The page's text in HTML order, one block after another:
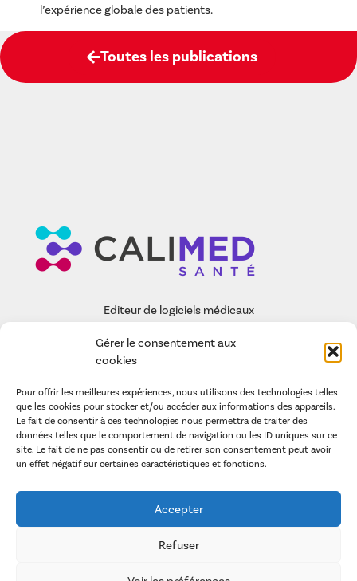
Gérer le consentement aux
cookies
Pour offrir les meilleures expériences, nous utilisons des technologies telles
que les cookies pour stocker et/ou accéder aux informations des appareils.
Le fait de consentir à ces technologies nous permettra de traiter des
données telles que le comportement de navigation ou les ID uniques sur ce
site. Le fait de ne pas consentir ou de retirer son consentement peut avoir
un effet négatif sur certaines caractéristiques et fonctions.
Accepter
Refuser
l’expérience globale des patients.
Toutes les publications
Editeur de logiciels médicaux
EASY-CARE
CALIMED SAS
ARTICLES
POLITIQUE DE GESTION DES COOKIES
LA POLITIQUE DE CONFIDENTIALITÉ
CONDITIONS GÉNÉRALES D’UTILISATION